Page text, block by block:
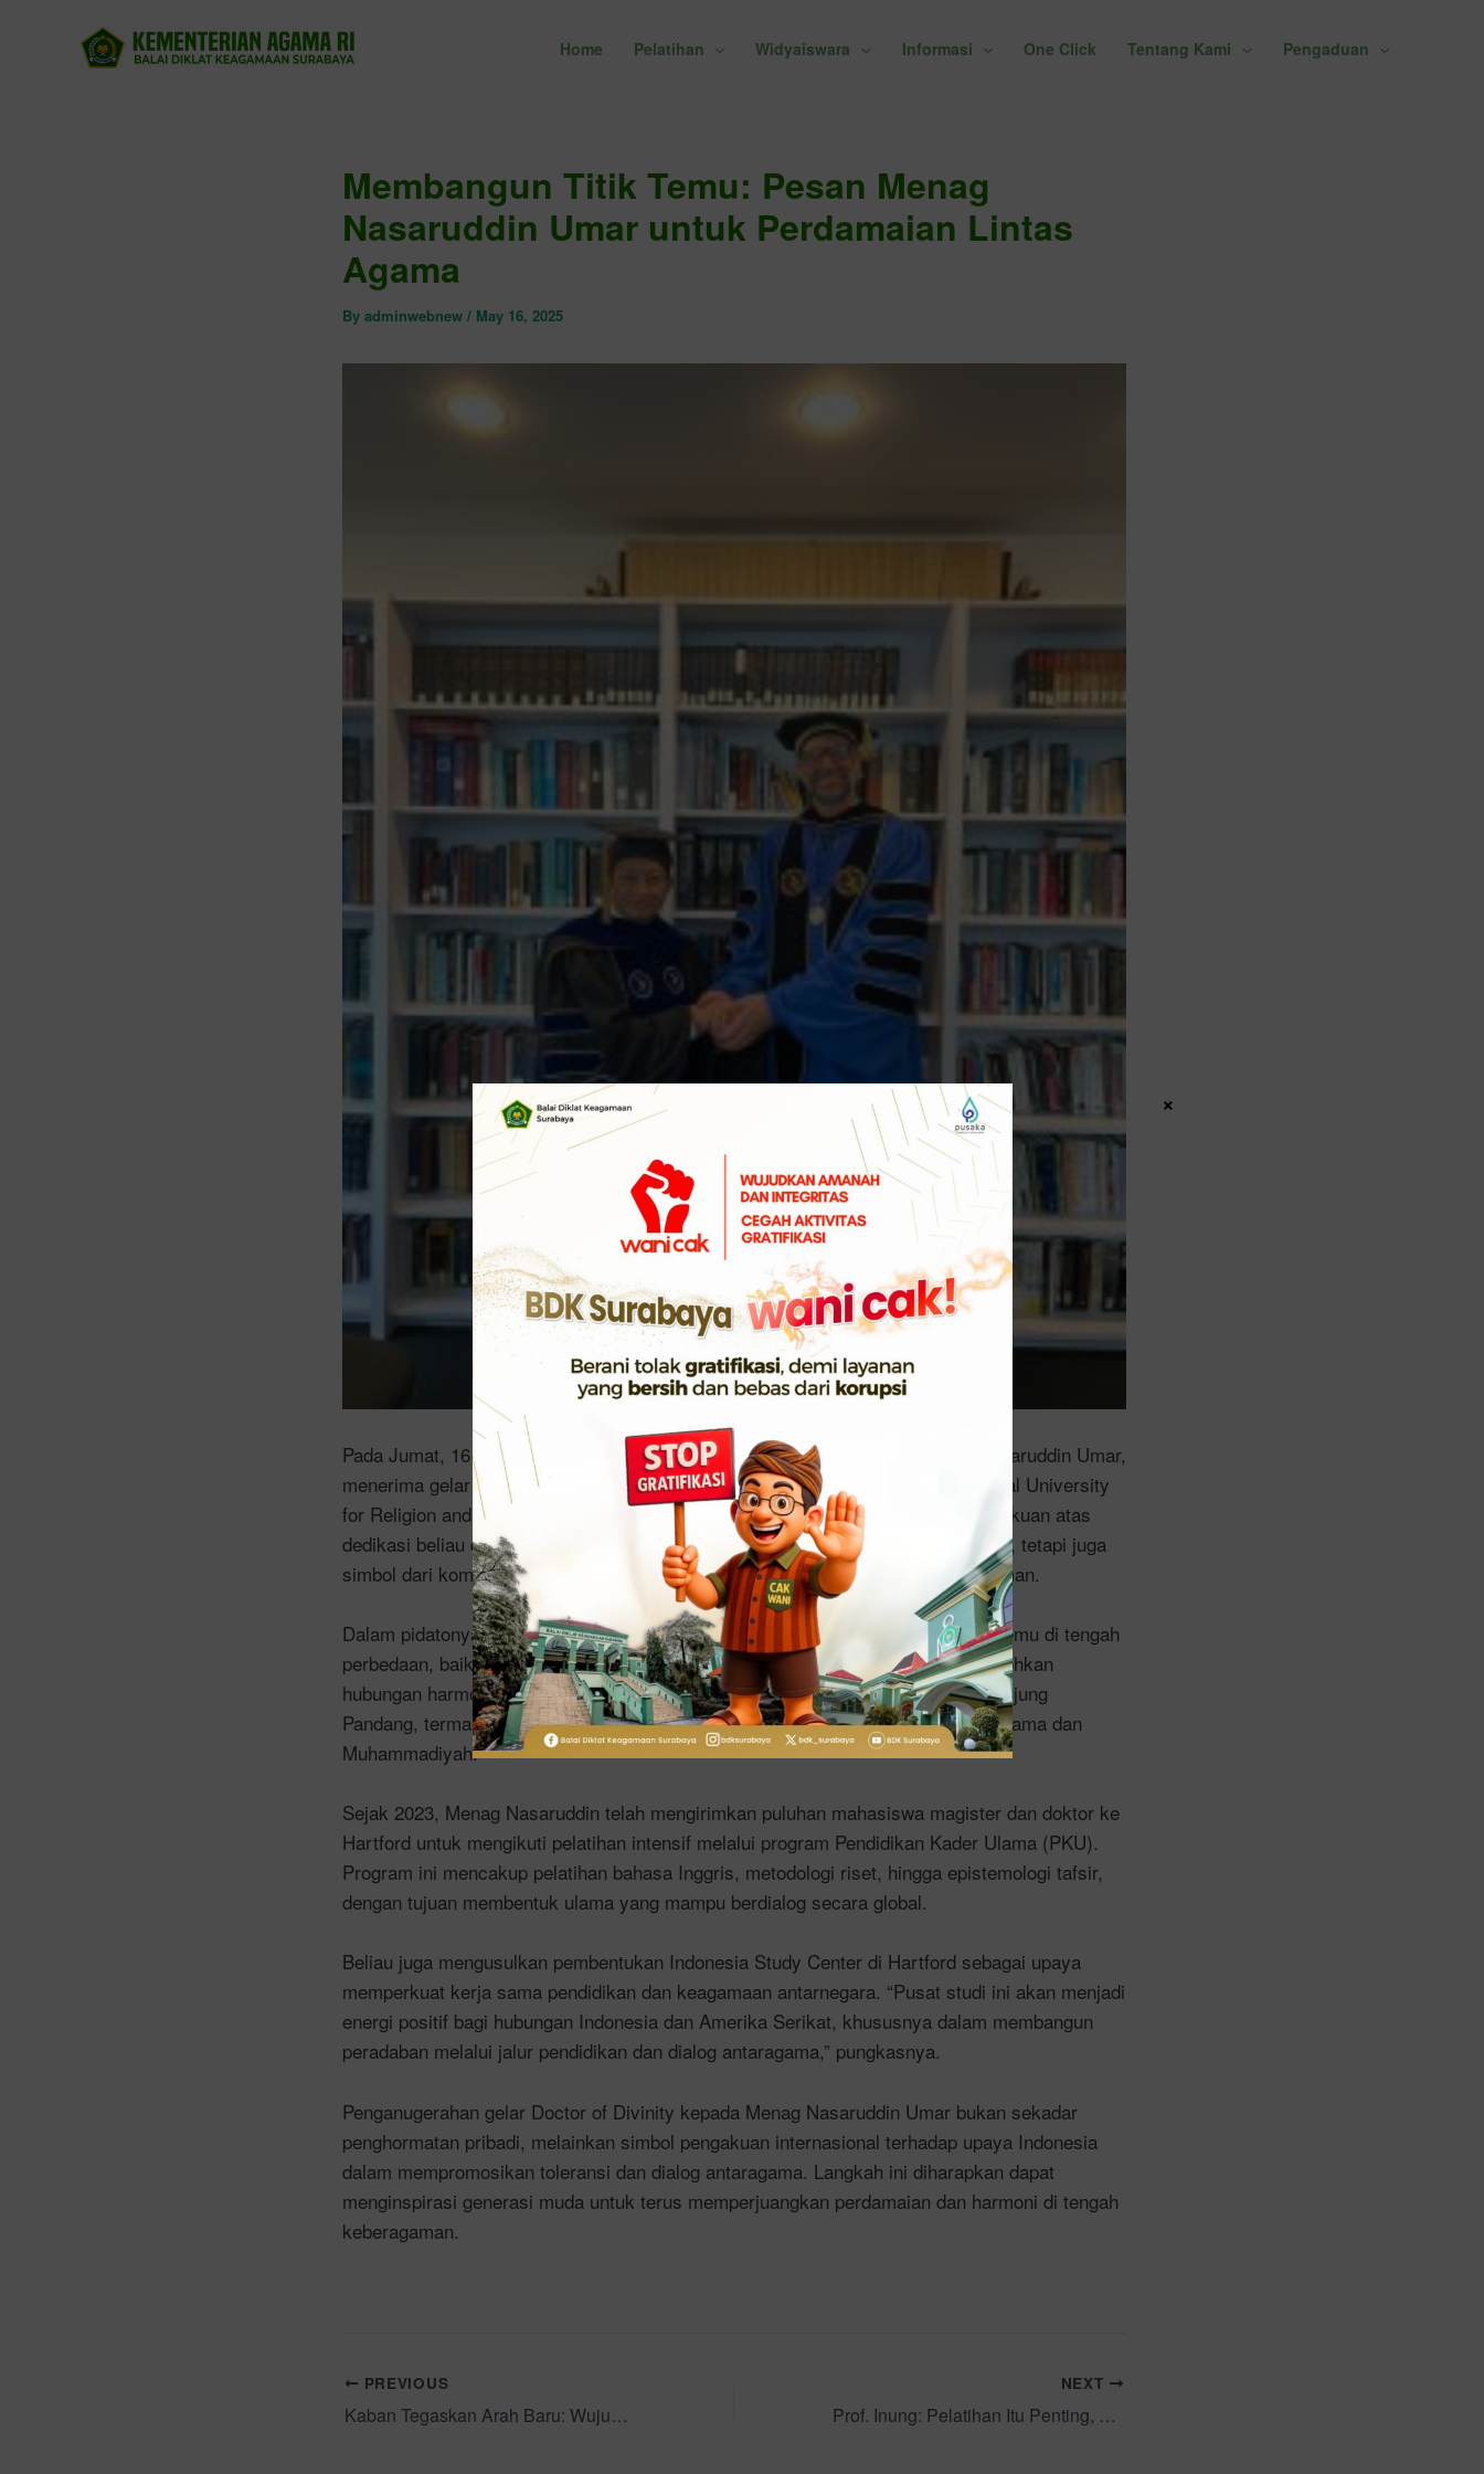
Home Pelatihan Widyaiswara Informasi One Click Tentang Kami Pengaduan
Membangun Titik Temu: Pesan Menag
Nasaruddin Umar untuk Perdamaian Lintas
Agama
By adminwebnew / May 16, 2025
Pada Jumat, 16 Mei 2025, Menteri Agama Republik Indonesia, Prof. Dr. K.H. Nasaruddin Umar,
menerima gelar kehormatan Doctor of Divinity (Dr.H.C.) dari Hartford International University
for Religion and Peace di Amerika Serikat. Penghargaan ini bukan sekadar pengakuan atas
dedikasi beliau dalam mempromosikan dialog antaragama dan perdamaian global, tetapi juga
simbol dari komitmen Indonesia dalam membangun harmoni di tengah keberagaman.
Dalam pidatonya, Menag Nasaruddin menekankan pentingnya membangun titik temu di tengah
perbedaan, baik antaragama maupun antarmazhab dalam Islam. Beliau mencontohkan
hubungan harmonis yang dibangunnya sejak masa mahasiswa di IAIN Alauddin Ujung
Pandang, termasuk dengan dua organisasi besar Islam di Indonesia, Nahdlatul Ulama dan
Muhammadiyah.
Sejak 2023, Menag Nasaruddin telah mengirimkan puluhan mahasiswa magister dan doktor ke
Hartford untuk mengikuti pelatihan intensif melalui program Pendidikan Kader Ulama (PKU).
Program ini mencakup pelatihan bahasa Inggris, metodologi riset, hingga epistemologi tafsir,
dengan tujuan membentuk ulama yang mampu berdialog secara global.
Beliau juga mengusulkan pembentukan Indonesia Study Center di Hartford sebagai upaya
memperkuat kerja sama pendidikan dan keagamaan antarnegara. “Pusat studi ini akan menjadi
energi positif bagi hubungan Indonesia dan Amerika Serikat, khususnya dalam membangun
peradaban melalui jalur pendidikan dan dialog antaragama,” pungkasnya.
Penganugerahan gelar Doctor of Divinity kepada Menag Nasaruddin Umar bukan sekadar
penghormatan pribadi, melainkan simbol pengakuan internasional terhadap upaya Indonesia
dalam mempromosikan toleransi dan dialog antaragama. Langkah ini diharapkan dapat
menginspirasi generasi muda untuk terus memperjuangkan perdamaian dan harmoni di tengah
keberagaman.
PREVIOUS
Kaban Tegaskan Arah Baru: Wujudkan Masyarakat Rukun, Maslahat, dan Cerdas Menuju Indonesia Emas 2045
NEXT
Prof. Inung: Pelatihan Itu Penting, Bukan Sekadar Tahu tapi Harus Menjadi Pribadi Pembelajar
×